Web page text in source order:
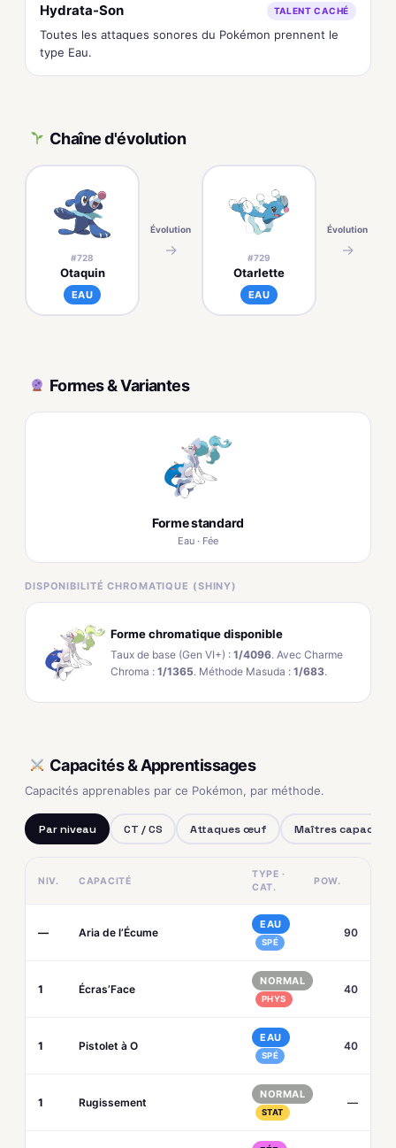
Hydrata-Son TALENT CACHÉ
Toutes les attaques sonores du Pokémon prennent le
type Eau.
Chaîne d'évolution
#728
Otaquin
EAU
Évolution
→ #729
Otarlette
EAU
Évolution
→
Formes & Variantes
Forme standard
Eau · Fée
DISPONIBILITÉ CHROMATIQUE (SHINY)
Forme chromatique disponible
Taux de base (Gen VI+) : 1/4096. Avec Charme
Chroma : 1/1365. Méthode Masuda : 1/683.
Capacités & Apprentissages
Capacités apprenables par ce Pokémon, par méthode.
Par niveau CT / CS Attaques œuf Maîtres capacités
NIV. CAPACITÉ
TYPE ·
CAT.
POW.
— Aria de l’Écume
EAU
SPÉ
90
1 Écras’Face
NORMAL
PHYS
40
1 Pistolet à O
EAU
SPÉ
40
1 Rugissement
NORMAL
STAT
—